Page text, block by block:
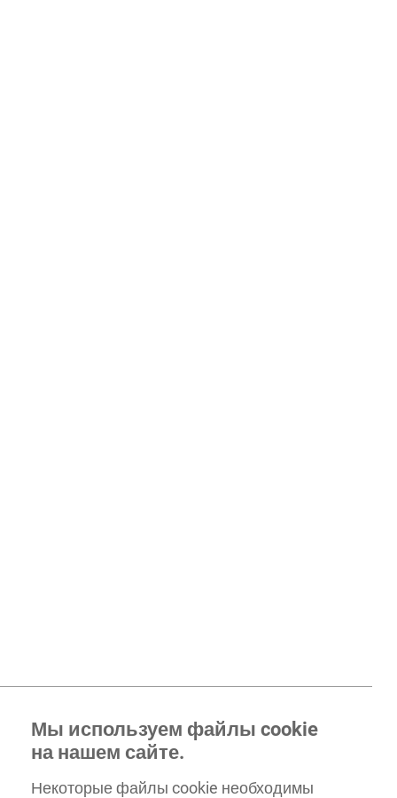
Мы используем файлы cookie
на нашем сайте.
Некоторые файлы cookie необходимы